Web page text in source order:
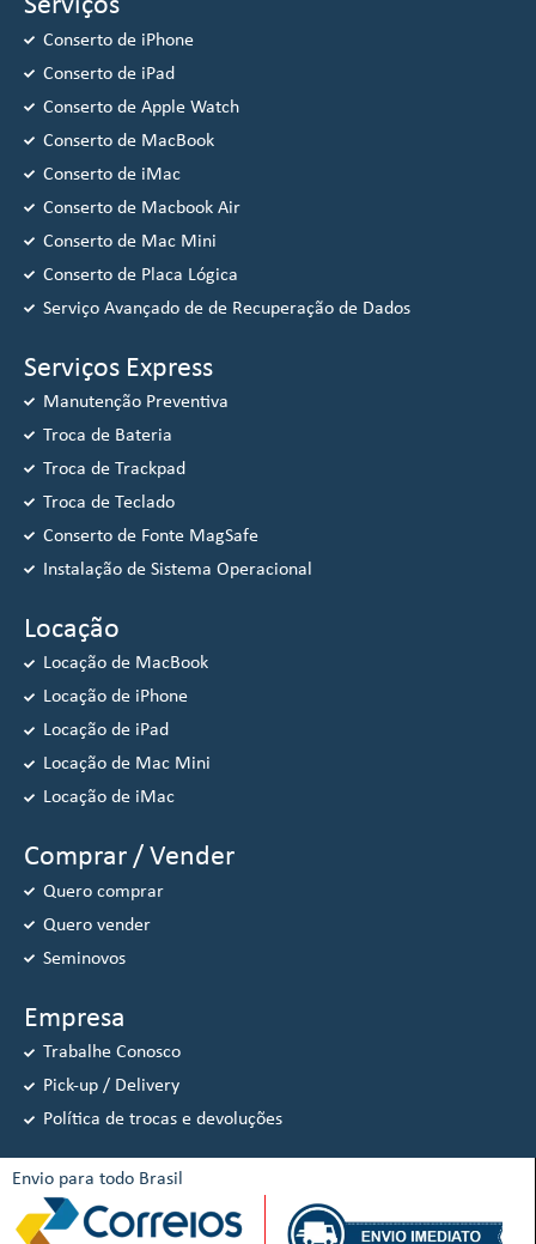
Serviços
Conserto de iPhone
Conserto de iPad
Conserto de Apple Watch
Conserto de MacBook
Conserto de iMac
Conserto de Macbook Air
Conserto de Mac Mini
Conserto de Placa Lógica
Serviço Avançado de de Recuperação de Dados
Serviços Express
Manutenção Preventiva
Troca de Bateria
Troca de Trackpad
Troca de Teclado
Conserto de Fonte MagSafe
Instalação de Sistema Operacional
Locação
Locação de MacBook
Locação de iPhone
Locação de iPad
Locação de Mac Mini
Locação de iMac
Comprar / Vender
Quero comprar
Quero vender
Seminovos
Empresa
Trabalhe Conosco
Pick-up / Delivery
Política de trocas e devoluções
Envio para todo Brasil